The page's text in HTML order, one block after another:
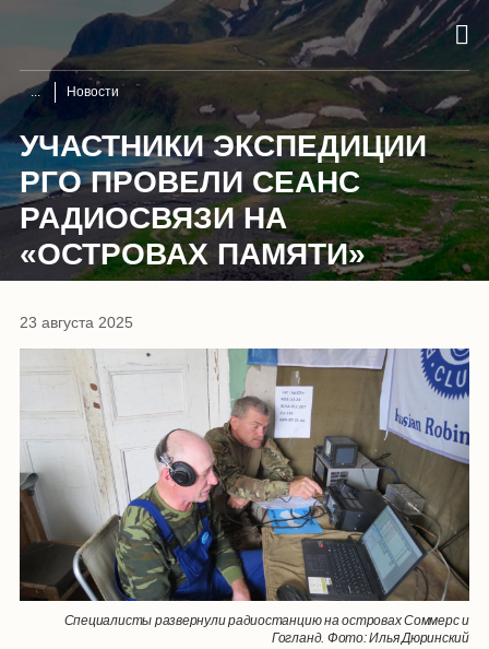
Новости
УЧАСТНИКИ ЭКСПЕДИЦИИ
РГО ПРОВЕЛИ СЕАНС
РАДИОСВЯЗИ НА
«ОСТРОВАХ ПАМЯТИ»
23 августа 2025
Специалисты развернули радиостанцию на островах Соммерс и
Гогланд. Фото: Илья Дюринский